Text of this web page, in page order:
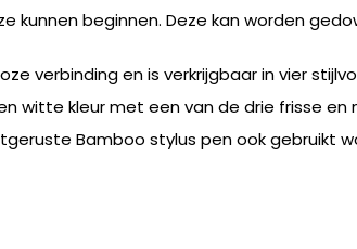
kunnen beginnen. Deze kan worden
verbinding en is verkrijgbaar in vier
witte kleur met een van de drie frisse
Bamboo stylus pen ook gebruikt